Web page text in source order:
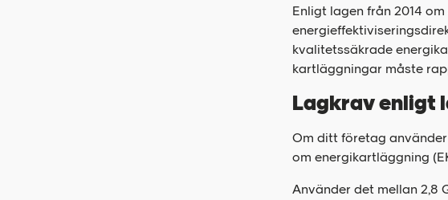
Enligt lagen från 2014
kvalitetssäkrade
kartläggningar måste
Lagkrav enligt
Om ditt företag
om energikartläggning
Använder det mellan 2,8